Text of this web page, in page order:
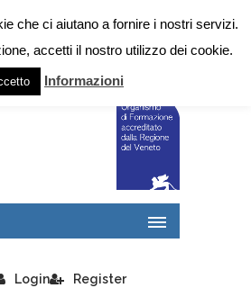
Login Register
che ci aiutano a fornire i nostri servizi.
accetti il nostro utilizzo dei cookie.
Informazioni